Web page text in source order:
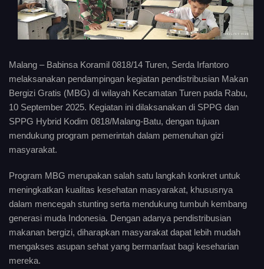
Malang – Babinsa Koramil 0818/14 Turen, Serda Irfantoro
melaksanakan pendampingan kegiatan pendistribusian Makan
Bergizi Gratis (MBG) di wilayah Kecamatan Turen pada Rabu,
10 September 2025. Kegiatan ini dilaksanakan di SPPG dan
SPPG Hybrid Kodim 0818/Malang-Batu, dengan tujuan
mendukung program pemerintah dalam pemenuhan gizi
masyarakat.
Program MBG merupakan salah satu langkah konkret untuk
meningkatkan kualitas kesehatan masyarakat, khususnya
dalam mencegah stunting serta mendukung tumbuh kembang
generasi muda Indonesia. Dengan adanya pendistribusian
makanan bergizi, diharapkan masyarakat dapat lebih mudah
mengakses asupan sehat yang bermanfaat bagi keseharian
mereka.